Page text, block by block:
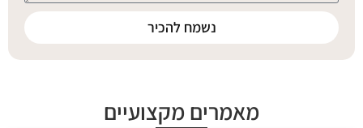
נשמח להכיר
מאמרים מקצועיים